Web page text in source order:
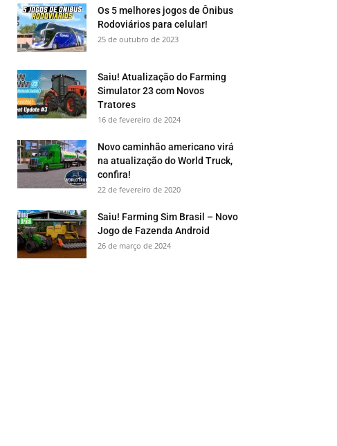
Os 5 melhores jogos de Ônibus
Rodoviários para celular!
25 de outubro de 2023
Saiu! Atualização do Farming
Simulator 23 com Novos
Tratores
16 de fevereiro de 2024
Novo caminhão americano virá
na atualização do World Truck,
confira!
22 de fevereiro de 2020
Saiu! Farming Sim Brasil – Novo
Jogo de Fazenda Android
26 de março de 2024